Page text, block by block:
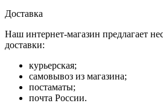
Доставка
Наш интернет-магазин предлагает
доставки:
курьерская;
самовывоз из магазина;
постаматы;
почта России.